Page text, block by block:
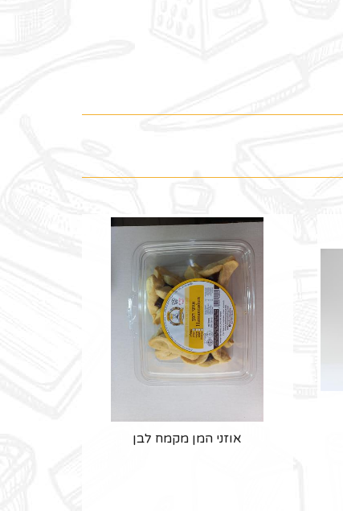
אוזני המן מקמח לבן